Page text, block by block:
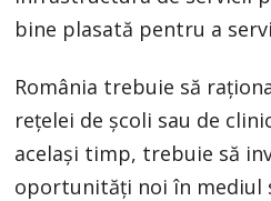
bine plasată pentru a
România trebuie să
rețelei de școli sau de
același timp, trebuie să
oportunități noi în mediul